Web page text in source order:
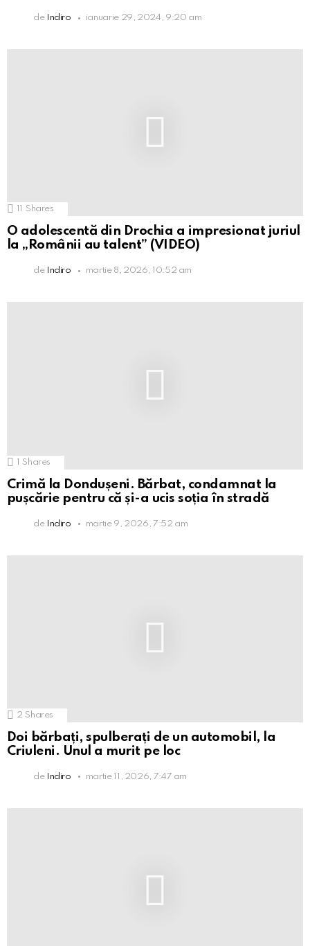
de Indiro ianuarie 29, 2024, 9:20 am
Shares
O adolescentă din Drochia a impresionat juriul
la „Românii au talent” (VIDEO)
de Indiro martie 8, 2026, 10:52 am
1 Shares
Crimă la Dondușeni. Bărbat, condamnat la
pușcărie pentru că și-a ucis soția în stradă
de Indiro martie 9, 2026, 7:52 am
2 Shares
Doi bărbați, spulberați de un automobil, la
Criuleni. Unul a murit pe loc
de Indiro martie 11, 2026, 7:47 am